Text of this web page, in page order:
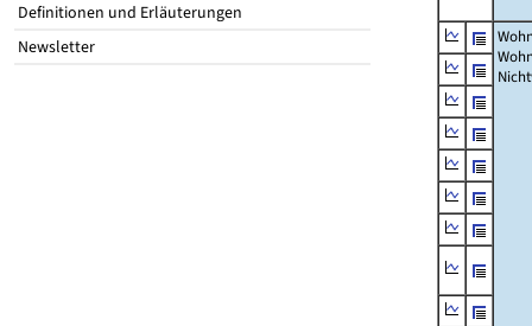
Definitionen und Erläuterungen
Newsletter